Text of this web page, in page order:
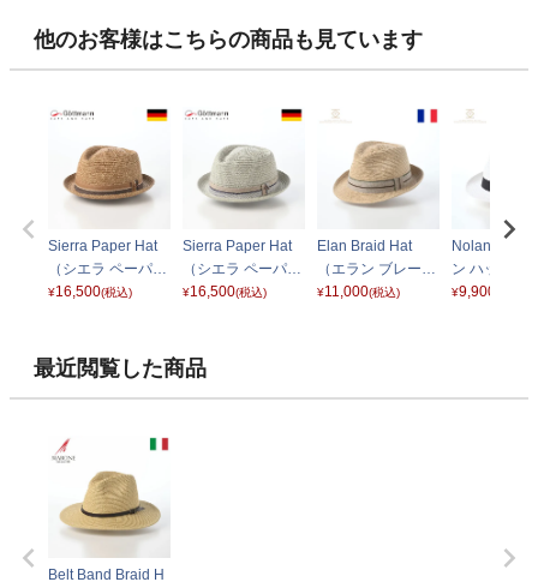
他のお客様はこちらの商品も見ています
Sierra Paper Hat
（シエラ ペーパー
ハット） G494123
¥16,500(税込)
Sierra Paper Hat
（シエラ ペーパー
ハット） G494123
¥16,500(税込)
Elan Braid Hat
（エラン ブレード
ハット） ベージュ
¥11,000(税込)
Nolan Hat（
ン ハット）
ト
¥9,900
最近閲覧した商品
Belt Band Braid H